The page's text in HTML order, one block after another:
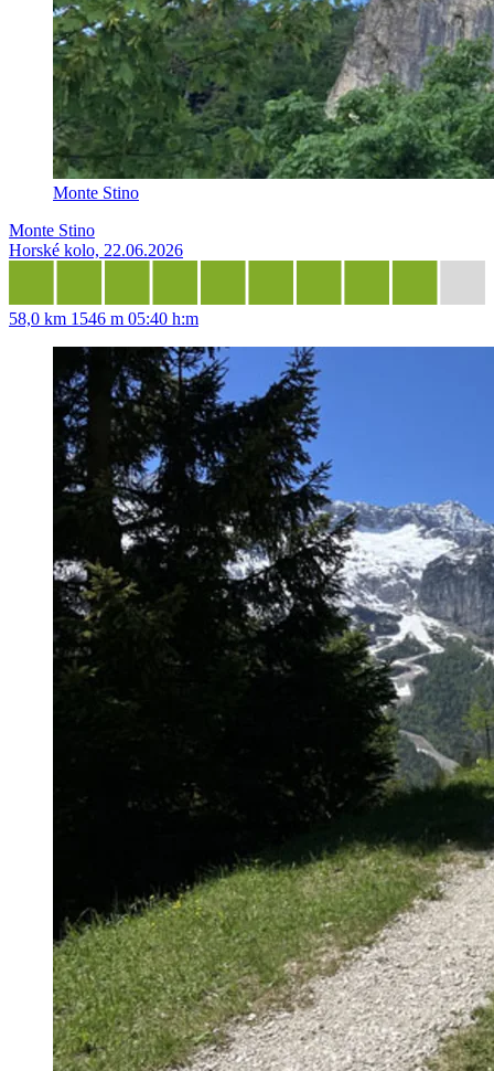
Monte Stino
Monte Stino
Horské kolo, 22.06.2026
58,0 km 1546 m 05:40 h:m